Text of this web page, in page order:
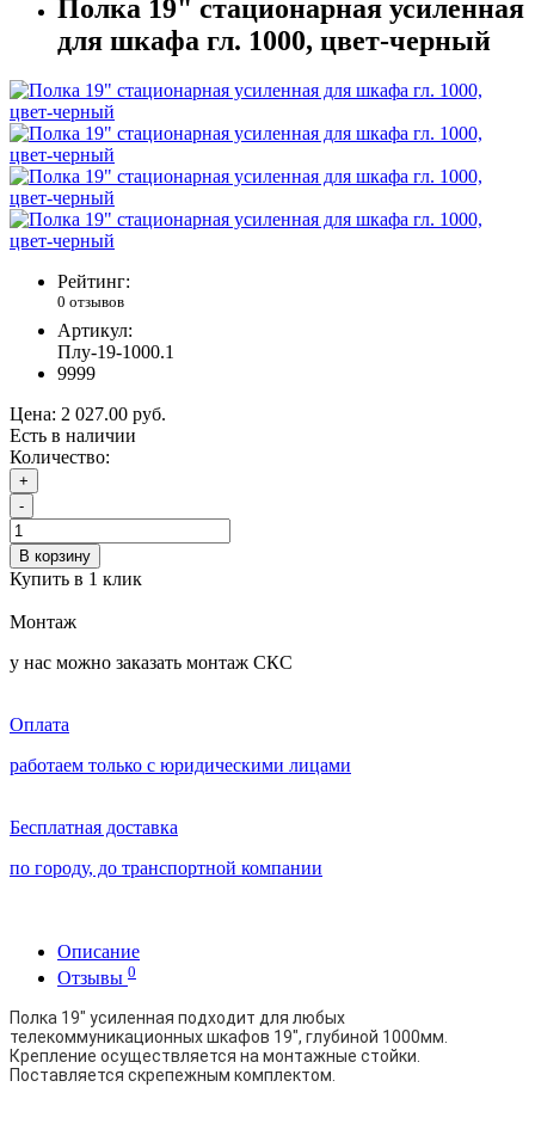
Полка 19" стационарная усиленная
для шкафа гл. 1000, цвет-черный
Рейтинг:
0 отзывов
Артикул:
Плу-19-1000.1
9999
Цена: 2 027.00 руб.
Есть в наличии
Количество:
+
-
В корзину
Купить в 1 клик
Монтаж
у нас можно заказать монтаж СКС
Оплата
работаем только с юридическими лицами
Бесплатная доставка
по городу, до транспортной компании
Описание
Отзывы 0
Полка 19" усиленная подходит для любых
телекоммуникационных шкафов 19", глубиной 1000мм.
Крепление осуществляется на монтажные стойки.
Поставляется скрепежным комплектом.